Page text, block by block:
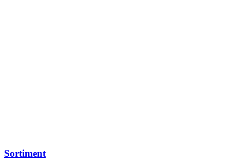
Sortiment